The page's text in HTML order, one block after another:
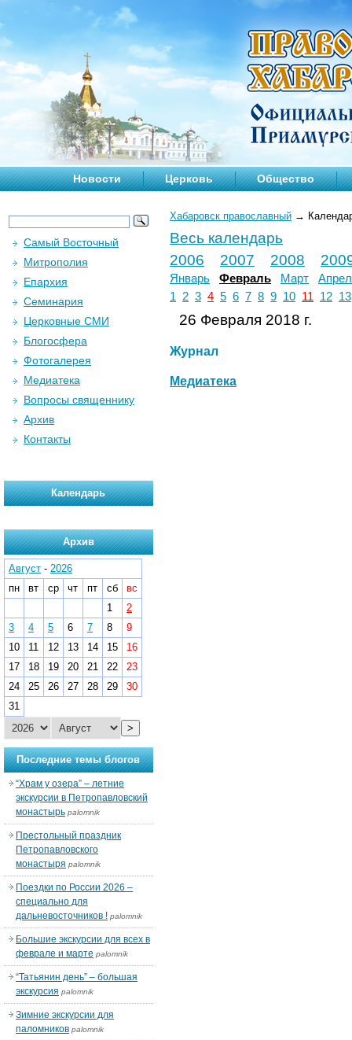
Новости Церковь Общество
Хабаровск православный →
Весь календарь
2006
2007 2008
Январь Февраль Март
1
2 3 4 5 6 7 8 9 10 11 12 13
26 Февраля 2018 г.
Журнал
Медиатека
Самый Восточный
Митрополия
Епархия
Семинария
Церковные СМИ
Блогосфера
Фотогалерея
Медиатека
Вопросы священнику
Архив
Контакты
Календарь
Архив
Август - 2026
пн
вт ср чт пт сб
вс
1
2
3
4 5 6 7 8
9
10
11 12 13 14 15
16
17
18 19 20 21 22
23
24
25 26 27 28 29
30
31
>
Последние темы блогов
“Храм у озера” – летние
экскурсии в Петропавловский
монастырь palomnik
Престольный праздник
Петропавловского
монастыря palomnik
Поездки по России 2026 –
специально для
дальневосточников ! palomnik
Большие экскурсии для всех в
феврале и марте palomnik
“Татьянин день” – большая
экскурсия palomnik
Зимние экскурсии для
паломников palomnik